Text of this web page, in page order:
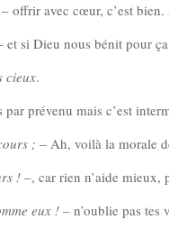
– offrir avec cœur, c’est
et si Dieu nous bénit pour
cieux.
par prévenu mais c’est
; – Ah, voilà la morale
! –, car rien n’aide mieux,
eux ! – n’oublie pas